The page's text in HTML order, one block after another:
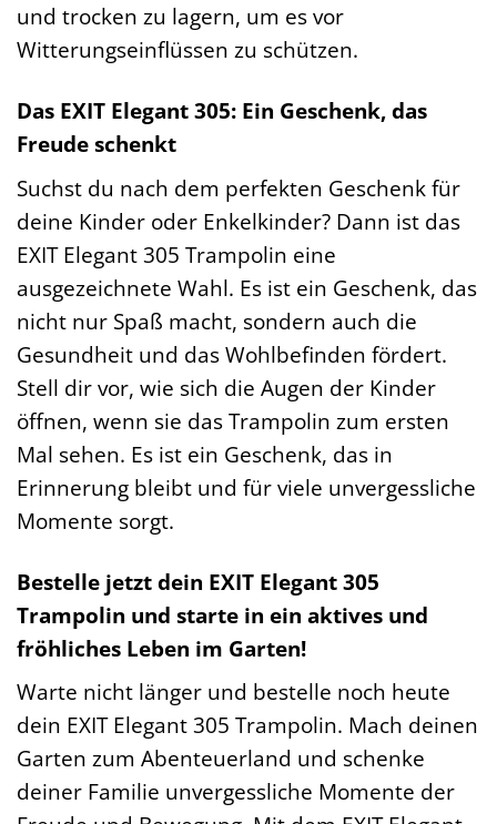
und trocken zu lagern, um es vor
Witterungseinflüssen zu schützen.
Das EXIT Elegant 305: Ein Geschenk, das
Freude schenkt
Suchst du nach dem perfekten Geschenk für
deine Kinder oder Enkelkinder? Dann ist das
EXIT Elegant 305 Trampolin eine
ausgezeichnete Wahl. Es ist ein Geschenk, das
nicht nur Spaß macht, sondern auch die
Gesundheit und das Wohlbefinden fördert.
Stell dir vor, wie sich die Augen der Kinder
öffnen, wenn sie das Trampolin zum ersten
Mal sehen. Es ist ein Geschenk, das in
Erinnerung bleibt und für viele unvergessliche
Momente sorgt.
Bestelle jetzt dein EXIT Elegant 305
Trampolin und starte in ein aktives und
fröhliches Leben im Garten!
Warte nicht länger und bestelle noch heute
dein EXIT Elegant 305 Trampolin. Mach deinen
Garten zum Abenteuerland und schenke
deiner Familie unvergessliche Momente der